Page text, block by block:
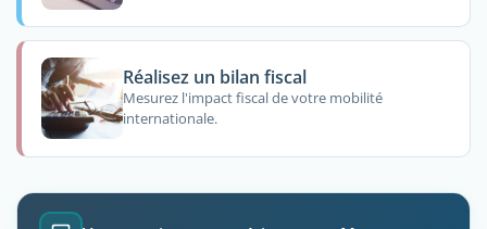
Réalisez un bilan fiscal
Mesurez l'impact fiscal de votre mobilité
internationale.